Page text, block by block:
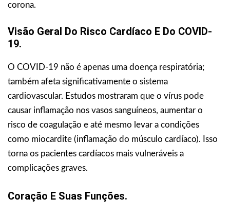
corona.
Visão Geral Do Risco Cardíaco E Do COVID-
19.
O COVID-19 não é apenas uma doença respiratória;
também afeta significativamente o sistema
cardiovascular. Estudos mostraram que o vírus pode
causar inflamação nos vasos sanguíneos, aumentar o
risco de coagulação e até mesmo levar a condições
como miocardite (inflamação do músculo cardíaco). Isso
torna os pacientes cardíacos mais vulneráveis a
complicações graves.
Coração E Suas Funções.